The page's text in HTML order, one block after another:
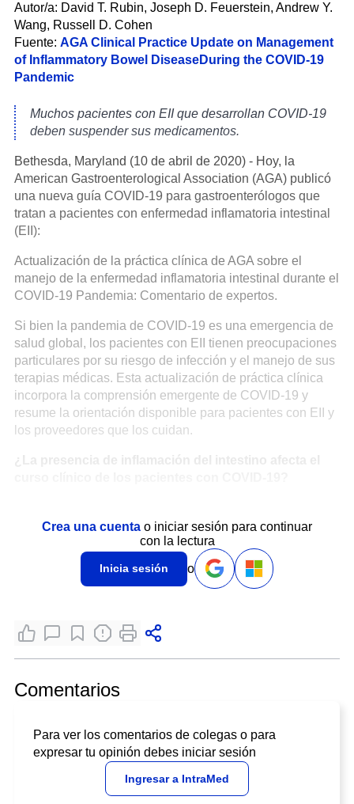
Autor/a: David T. Rubin, Joseph D. Feuerstein, Andrew Y.
Wang, Russell D. Cohen
Fuente: AGA Clinical Practice Update on Management
of Inflammatory Bowel DiseaseDuring the COVID-19
Pandemic
Muchos pacientes con EII que desarrollan COVID-19
deben suspender sus medicamentos.
Bethesda, Maryland (10 de abril de 2020) - Hoy, la
American Gastroenterological Association (AGA) publicó
una nueva guía COVID-19 para gastroenterólogos que
tratan a pacientes con enfermedad inflamatoria intestinal
(EII):
Actualización de la práctica clínica de AGA sobre el
manejo de la enfermedad inflamatoria intestinal durante el
COVID-19 Pandemia: Comentario de expertos.
Si bien la pandemia de COVID-19 es una emergencia de
salud global, los pacientes con EII tienen preocupaciones
particulares por su riesgo de infección y el manejo de sus
terapias médicas. Esta actualización de práctica clínica
incorpora la comprensión emergente de COVID-19 y
resume la orientación disponible para pacientes con EII y
los proveedores que los cuidan.
¿La presencia de inflamación del intestino afecta el
inflamación intestinal no se evaluó de forma rutinaria en
estos pacientes. Sin embargo, se ha establecido que si
bien se ha identificado ARN viral en aproximadamente la
mitad de los pacientes con COVID-19,persistiendo
asociación clara con los síntomas gastrointestinales y la
solo el 10.1% de los pacientes hospitalizados con
UCI) 16; mientras que otro estudio mostró que
aproximadamente la mitad de los pacientes tenían
síntomas digestivos como parte de su presentación al
hospital con COVID-19 y neumonía, solo un tercio tenía
Crea una cuenta o iniciar sesión para continuar
con la lectura
Inicia sesión o
Comentarios
Para ver los comentarios de colegas o para
expresar tu opinión debes iniciar sesión
Ingresar a IntraMed